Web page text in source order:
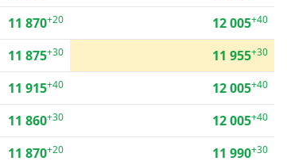
11 870+20 12 005+40
11 875+30 11 955+30
11 915+40 12 005+40
11 860+30 12 005+40
11 870+20 11 990+30